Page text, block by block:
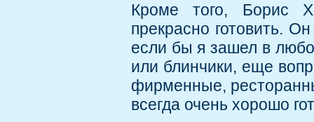
Кроме того, Борис
прекрасно готовить.
если бы я зашел в
или блинчики, еще
фирменные,
всегда очень хорошо